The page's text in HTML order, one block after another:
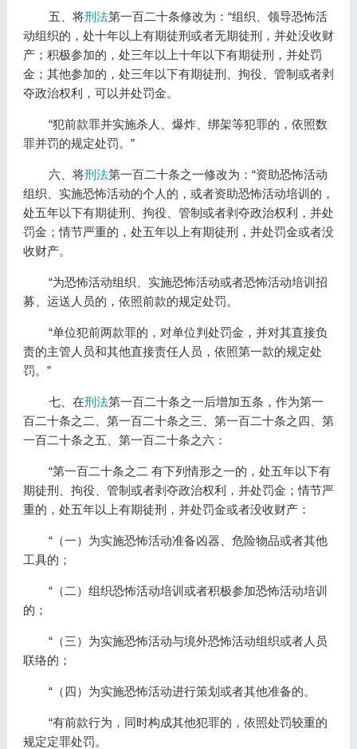
五、将刑法第一百二十条修改为：“组织、领导恐怖活
动组织的，处十年以上有期徒刑或者无期徒刑，并处没收财
产；积极参加的，处三年以上十年以下有期徒刑，并处罚
金；其他参加的，处三年以下有期徒刑、拘役、管制或者剥
夺政治权利，可以并处罚金。
“犯前款罪并实施杀人、爆炸、绑架等犯罪的，依照数
罪并罚的规定处罚。”
六、将刑法第一百二十条之一修改为：“资助恐怖活动
组织、实施恐怖活动的个人的，或者资助恐怖活动培训的，
处五年以下有期徒刑、拘役、管制或者剥夺政治权利，并处
罚金；情节严重的，处五年以上有期徒刑，并处罚金或者没
收财产。
“为恐怖活动组织、实施恐怖活动或者恐怖活动培训招
募、运送人员的，依照前款的规定处罚。
“单位犯前两款罪的，对单位判处罚金，并对其直接负
责的主管人员和其他直接责任人员，依照第一款的规定处
罚。”
七、在刑法第一百二十条之一后增加五条，作为第一
百二十条之二、第一百二十条之三、第一百二十条之四、第
一百二十条之五、第一百二十条之六：
“第一百二十条之二 有下列情形之一的，处五年以下有
期徒刑、拘役、管制或者剥夺政治权利，并处罚金；情节严
重的，处五年以上有期徒刑，并处罚金或者没收财产：
“（一）为实施恐怖活动准备凶器、危险物品或者其他
工具的；
“（二）组织恐怖活动培训或者积极参加恐怖活动培训
的；
“（三）为实施恐怖活动与境外恐怖活动组织或者人员
联络的；
“（四）为实施恐怖活动进行策划或者其他准备的。
“有前款行为，同时构成其他犯罪的，依照处罚较重的
规定定罪处罚。